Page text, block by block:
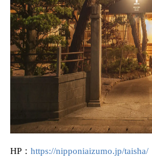
HP： https://nipponiaizumo.jp/taisha/